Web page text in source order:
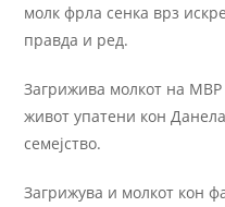
молк фрла сенка врз
правда и ред.
Загрижива молкот на МВР
живот упатени кон
семејство.
Загрижува и молкот кон